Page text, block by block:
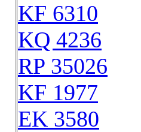
KF 6310
KQ 4236
RP 35026
KF 1977
EK 3580